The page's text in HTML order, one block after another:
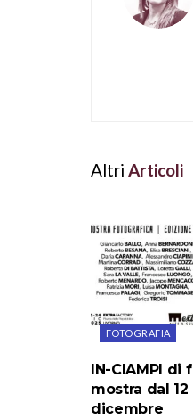
Altri Articoli
FOTOGRAFIA
IN-CIAMPI di
mostra dal 12
dicembre